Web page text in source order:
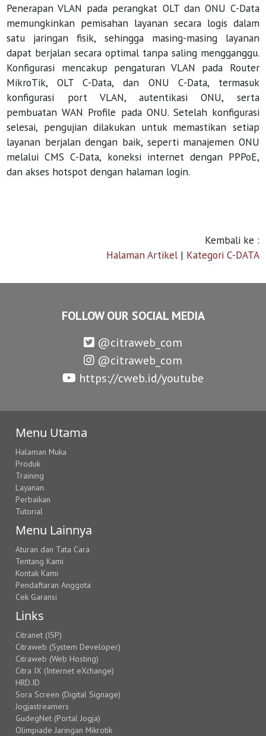
Penerapan VLAN pada perangkat OLT dan ONU C-Data
memungkinkan pemisahan layanan secara logis dalam
satu jaringan fisik, sehingga masing-masing layanan
dapat berjalan secara optimal tanpa saling mengganggu.
Konfigurasi mencakup pengaturan VLAN pada Router
MikroTik, OLT C-Data, dan ONU C-Data, termasuk
konfigurasi port VLAN, autentikasi ONU, serta
pembuatan WAN Profile pada ONU. Setelah konfigurasi
selesai, pengujian dilakukan untuk memastikan setiap
layanan berjalan dengan baik, seperti manajemen ONU
melalui CMS C-Data, koneksi internet dengan PPPoE,
dan akses hotspot dengan halaman login.
Kembali ke :
Halaman Artikel| Kategori C-DATA
FOLLOW OUR SOCIAL MEDIA
@citraweb_com
@citraweb_com
https://cweb.id/youtube
Menu Utama
Halaman Muka
Produk
Training
Layanan
Perbaikan
Tutorial
Menu Lainnya
Aturan dan Tata Cara
Tentang Kami
Kontak Kami
Pendaftaran Anggota
Cek Garansi
Links
Citranet (ISP)
Citraweb (System Developer)
Citraweb (Web Hosting)
Citra IX (Internet eXchange)
HRD.ID
Sora Screen (Digital Signage)
Jogjastreamers
GudegNet (Portal Jogja)
Olimpiade Jaringan Mikrotik